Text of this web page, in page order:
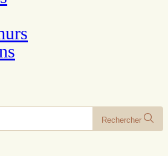
Rechercher